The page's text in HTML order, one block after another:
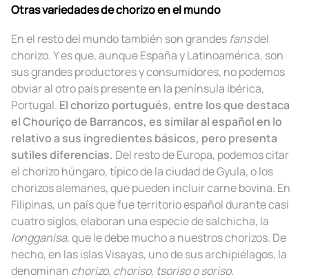
Otras variedades de chorizo en el mundo
En el resto del mundo también son grandes fansdel
chorizo. Y es que, aunque España y Latinoamérica, son
sus grandes productores y consumidores, no podemos
obviar al otro país presente en la península ibérica,
Portugal. El chorizo portugués, entre los que destaca
el Chouriço de Barrancos, es similar al español en lo
relativo a sus ingredientes básicos, pero presenta
sutiles diferencias. Del resto de Europa, podemos citar
el chorizo húngaro, típico de la ciudad de Gyula, o los
chorizos alemanes, que pueden incluir carne bovina. En
Filipinas, un país que fue territorio español durante casi
cuatro siglos, elaboran una especie de salchicha, la
longganisa,que le debe mucho a nuestros chorizos. De
hecho, en las islas Visayas, uno de sus archipiélagos, la
denominan chorizo, choriso, tsoriso o soriso.